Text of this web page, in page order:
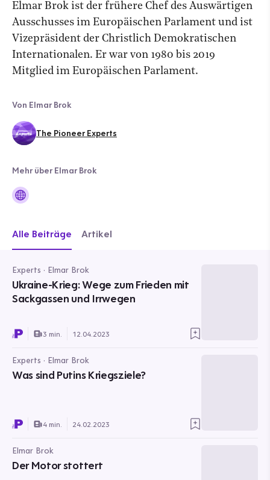
Elmar Brok ist der frühere Chef des Auswärtigen
Ausschusses im Europäischen Parlament und ist
Vizepräsident der Christlich Demokratischen
Internationalen. Er war von 1980 bis 2019
Mitglied im Europäischen Parlament.
Von Elmar Brok
The Pioneer Experts
Mehr über Elmar Brok
Alle Beiträge Artikel
Experts · Elmar Brok
Ukraine-Krieg: Wege zum Frieden mit
Sackgassen und Irrwegen
3 min. 12.04.2023
Experts · Elmar Brok
Was sind Putins Kriegsziele?
4 min. 24.02.2023
Elmar Brok
Der Motor stottert